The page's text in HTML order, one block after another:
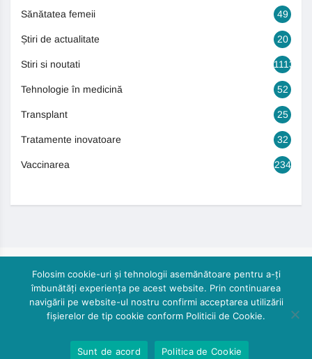
Sănătatea femeii 49
Știri de actualitate 20
Stiri si noutati 1113
Tehnologie în medicină 52
Transplant 25
Tratamente inovatoare 32
Vaccinarea 234
© 2024, Cautasanatate.ro by DoctorPR. All rights reserved
Folosim cookie-uri și tehnologii asemănătoare pentru a-ți
îmbunătăți experiența pe acest website. Prin continuarea
navigării pe website-ul nostru confirmi acceptarea utilizării
fișierelor de tip cookie conform Politicii de Cookie.
Sunt de acord Politica de Cookie